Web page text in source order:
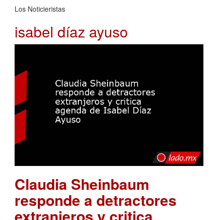
Los Noticieristas
isabel díaz ayuso
Claudia Sheinbaum
responde a detractores
extranjeros y critica